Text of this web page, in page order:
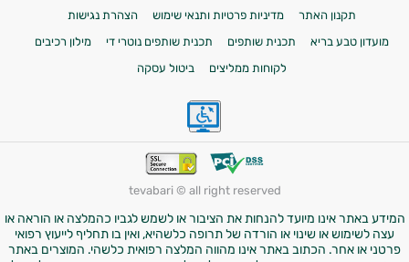
תקנון האתר
מדיניות פרטיות ותנאי שימוש
הצהרת נגישות
מועדון טבע בריא
תכנית שותפים תכנית שותפים נוטרי די
מילון רכיבים
לקוחות ממליצים
ביטול עסקה
tevabari © all right reserved
המידע באתר אינו מיועד להנחות את הציבור או לשמש לגביו כהמלצה או הוראה או
עצה לשימוש או שינוי או הורדה של תרופה כלשהיא, ואין בו תחליף לייעוץ רפואי
פרטני או אחר. הכתוב באתר אינו מהווה המלצה רפואית כלשהי. המוצרים באתר
אישיות מבוססות מדעית.
זה הזמן להתחיל. איך אוכל לעזור?